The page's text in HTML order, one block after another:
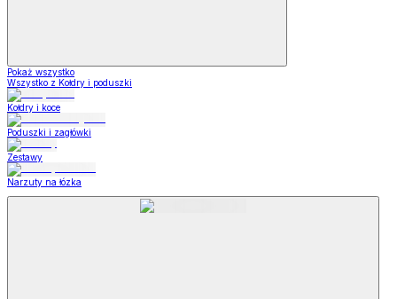
Pokaż wszystko
Wszystko z Kołdry i poduszki
Kołdry i koce
Poduszki i zagłówki
Zestawy
Narzuty na łózka